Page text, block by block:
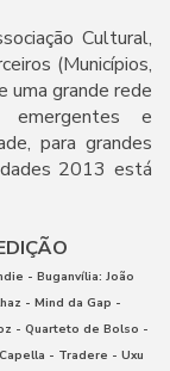
Cultural,
(Municípios,
uma grande rede
emergentes e
para grandes
2013 está
- Buganvília: João
- Mind da Gap -
- Quarteto de Bolso -
- Tradere - Uxu